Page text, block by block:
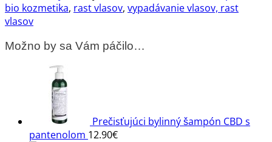
tonikum
BOTANICA
bio kozmetika, rast vlasov, vypadávanie vlasov, rast
vlasov
Možno by sa Vám páčilo…
Prečisťujúci bylinný šampón CBD s
pantenolom 12.90€